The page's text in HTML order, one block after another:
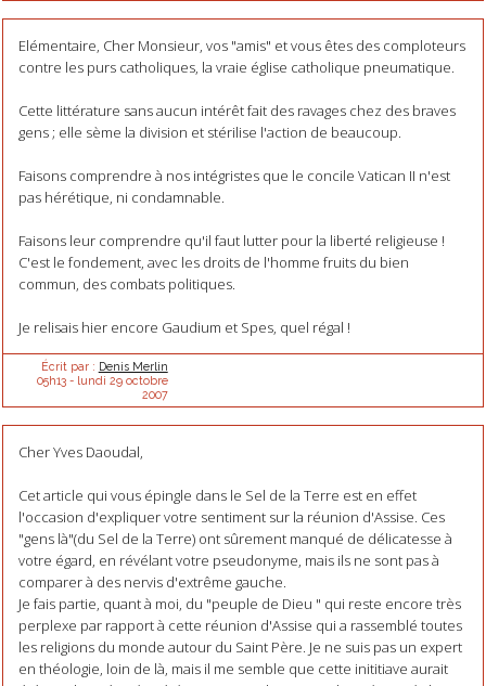
Elémentaire, Cher Monsieur, vos "amis" et vous êtes des comploteurs
contre les purs catholiques, la vraie église catholique pneumatique.
Cette littérature sans aucun intérêt fait des ravages chez des braves
gens ; elle sème la division et stérilise l'action de beaucoup.
Faisons comprendre à nos intégristes que le concile Vatican II n'est
pas hérétique, ni condamnable.
Faisons leur comprendre qu'il faut lutter pour la liberté religieuse !
C'est le fondement, avec les droits de l'homme fruits du bien
commun, des combats politiques.
Je relisais hier encore Gaudium et Spes, quel régal !
Écrit par : Denis Merlin
05h13- lundi 29 octobre
2007
Cher Yves Daoudal,
Cet article qui vous épingle dans le Sel de la Terre est en effet
l'occasion d'expliquer votre sentiment sur la réunion d'Assise. Ces
"gens là"(du Sel de la Terre) ont sûrement manqué de délicatesse à
votre égard, en révélant votre pseudonyme, mais ils ne sont pas à
comparer à des nervis d'extrême gauche.
Je fais partie, quant à moi, du "peuple de Dieu " qui reste encore très
perplexe par rapport à cette réunion d'Assise qui a rassemblé toutes
les religions du monde autour du Saint Père. Je ne suis pas un expert
en théologie, loin de là, mais il me semble que cette inititiave aurait